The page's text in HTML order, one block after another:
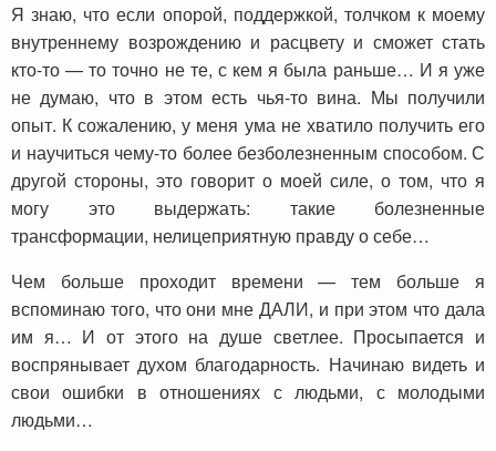
Я знаю, что если опорой, поддержкой, толчком к моему
внутреннему возрождению и расцвету и сможет стать
кто-то — то точно не те, с кем я была раньше… И я уже
не думаю, что в этом есть чья-то вина. Мы получили
опыт. К сожалению, у меня ума не хватило получить его
и научиться чему-то более безболезненным способом. С
другой стороны, это говорит о моей силе, о том, что я
могу это выдержать: такие болезненные
трансформации, нелицеприятную правду о себе…
Чем больше проходит времени — тем больше я
вспоминаю того, что они мне ДАЛИ, и при этом что дала
им я… И от этого на душе светлее. Просыпается и
воспрянывает духом благодарность. Начинаю видеть и
свои ошибки в отношениях с людьми, с молодыми
людьми…